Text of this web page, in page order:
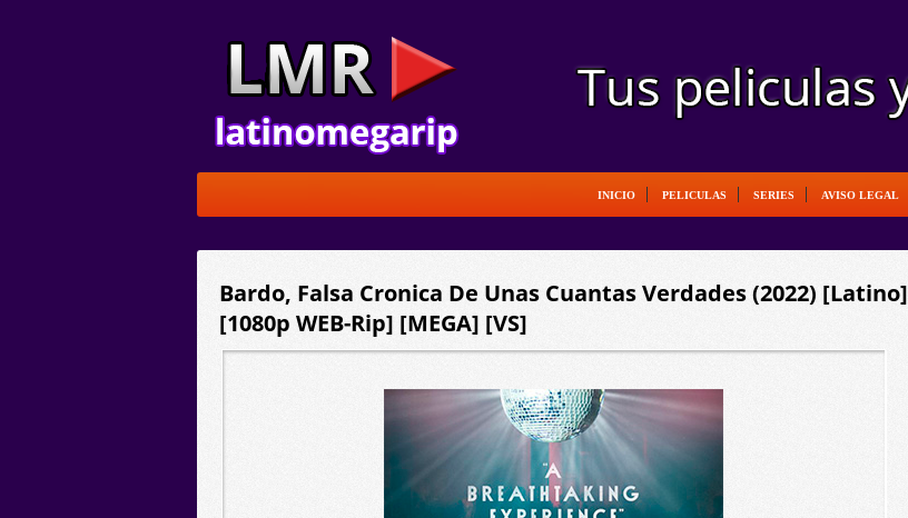
INICIO PELICULAS SERIES AVISO LEGAL
Bardo, Falsa Cronica De Unas Cuantas Verdades (2022) [Latino]
[1080p WEB-Rip] [MEGA] [VS]